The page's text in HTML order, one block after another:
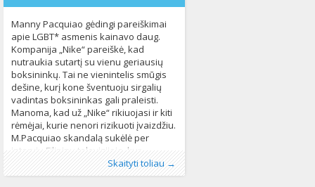
Manny Pacquiao gėdingi pareiškimai
apie LGBT* asmenis kainavo daug.
Kompanija „Nike“ pareiškė, kad
nutraukia sutartį su vienu geriausių
boksininkų. Tai ne vienintelis smūgis
dešine, kurį kone šventuoju sirgalių
vadintas boksininkas gali praleisti.
Manoma, kad už „Nike“ rikiuojasi ir kiti
rėmėjai, kurie nenori rizikuoti įvaizdžiu.
M.Pacquiao skandalą sukėlė per
interviu Filipinų televizijoje, kur
boksininkas pareiškė, kadSkaityti toliau →
Publikavo:Aliona, LGL
Kategorijos:LGBT pasaulyje,Naujienos,
Pasaulyje347
Žymos:diskriminacija,LGBT* asmenų teisės,
LGBT* bendruomenė,tos pačios lyties